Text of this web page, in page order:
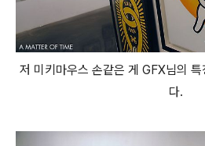
저 미키마우스 손같은 게 GFX님의
다.